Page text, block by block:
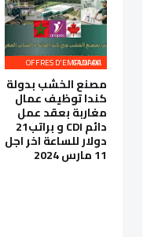
OFFRES D'EMPLOI AU CANADA
مصنع الخشب بدولة
كندا توظيف عمال
مغاربة بعقد عمل
دائم CDI و براتب21
دولار للساعة اخر اجل
11 مارس 2024